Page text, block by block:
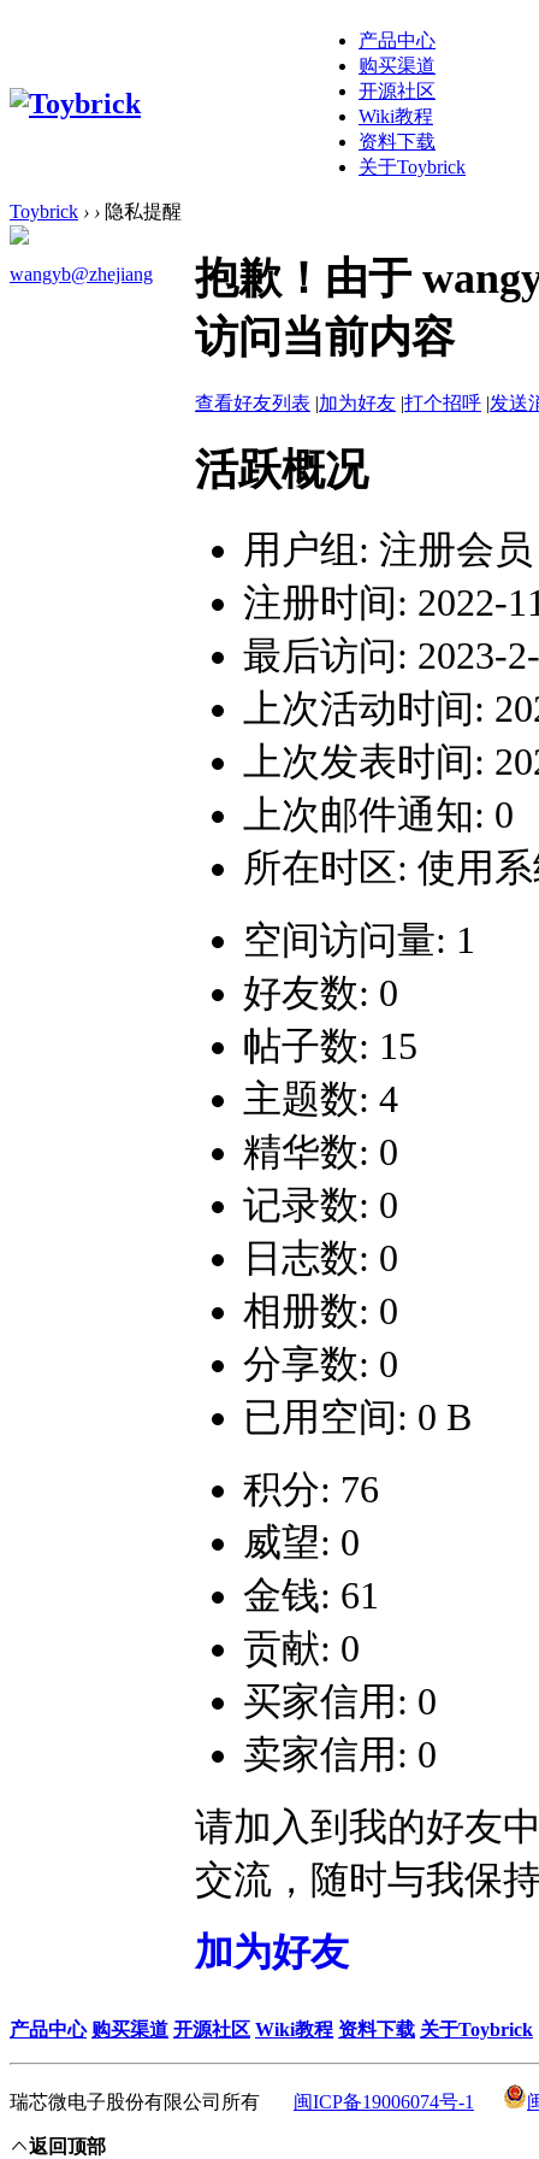
产品中心
购买渠道
开源社区
Wiki教程
资料下载
关于Toybrick
Toybrick › › 隐私提醒
wangyb@zhejiang
抱歉！由于
访问当前内容
查看好友列表 |加为好友 |打个招呼 |发送
活跃概况
用户组: 注册会员
注册时间: 2022-
最后访问: 2023-
上次活动时间:
上次发表时间:
上次邮件通知: 0
所在时区: 使用
空间访问量: 1
好友数: 0
帖子数: 15
主题数: 4
精华数: 0
记录数: 0
日志数: 0
相册数: 0
分享数: 0
已用空间: 0 B
积分: 76
威望: 0
金钱: 61
贡献: 0
买家信用: 0
卖家信用: 0
请加入到我的好友
交流，随时与我保
加为好友
产品中心 购买渠道 开源社区 Wiki教程 资料下载 关于Toybrick
瑞芯微电子股份有限公司所有 闽ICP备19006074号-1
返回顶部